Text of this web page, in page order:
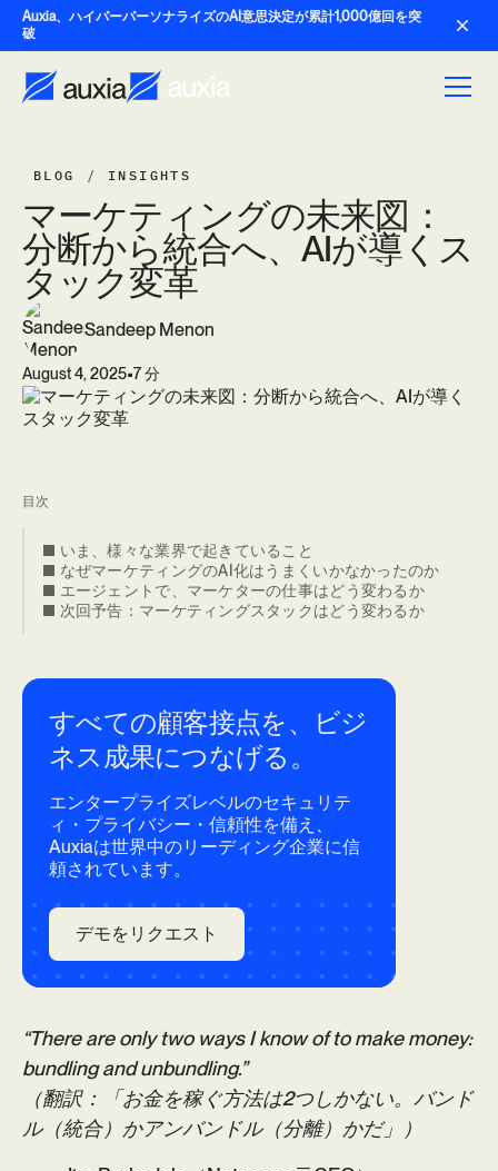
Auxia、ハイパーパーソナライズのAI意思決定が累計1,000億回を突
破
BLOG / INSIGHTS
マーケテ ィ ングの未来図 ：
分断から統合へ、AIが導く ス
タ ッ ク変革
Sandeep Menon
August 4, 2025•7 分
目次
■ いま、様々な業界で起きていること
■ なぜマーケティングのAI化はうまくいかなかったのか
■ エージェントで、マーケターの仕事はどう変わるか
■ 次回予告：マーケティングスタックはどう変わるか
すべての顧客接点を、ビジ
ネス成果につなげる。
エンタープライズレベルのセキュリテ
ィ・プライバシー・信頼性を備え、
Auxiaは世界中のリーディング企業に信
頼されています。
デモをリクエスト
“There are only two ways I know of to make money:
bundling and unbundling.”
（翻訳：「お金を稼ぐ方法は2つしかない。バンド
ル（統合）かアンバンドル（分離）かだ」）